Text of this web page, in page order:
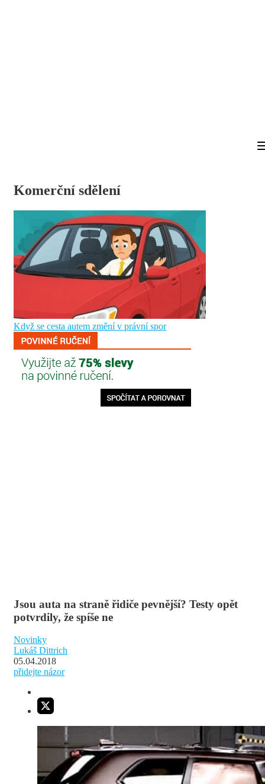
Jsou auta na straně řidiče pevnější? Testy opět
potvrdily, že spíše ne
Novinky
Lukáš Dittrich
05.04.2018
přidejte názor
Komerční sdělení
Když se cesta autem změní v právní spor